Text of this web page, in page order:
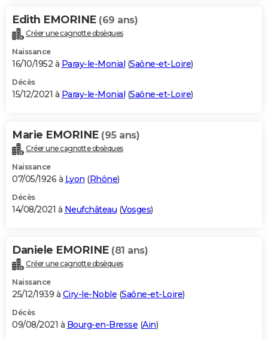
Edith EMORINE (69 ans)
Créer une cagnotte obsèques
Naissance
16/10/1952 à Paray-le-Monial (Saône-et-Loire)
Décès
15/12/2021 à Paray-le-Monial (Saône-et-Loire)
Marie EMORINE (95 ans)
Créer une cagnotte obsèques
Naissance
07/05/1926 à Lyon (Rhône)
Décès
14/08/2021 à Neufchâteau (Vosges)
Daniele EMORINE (81 ans)
Créer une cagnotte obsèques
Naissance
25/12/1939 à Ciry-le-Noble (Saône-et-Loire)
Décès
09/08/2021 à Bourg-en-Bresse (Ain)